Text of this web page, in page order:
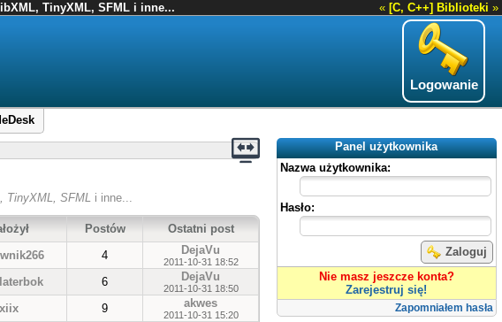
« [C, C++] Biblioteki »
TinyXML, SFML i inne...
Logowanie
Panel użytkownika
Nazwa użytkownika:
Hasło:
Zaloguj
Nie masz jeszcze konta?
Zarejestruj się!
Zapomniałem hasła
TinyXML, SFML i inne...
Postów
Ostatni post
4 DejaVu
2011-10-31 18:52
6 DejaVu
2011-10-31 18:50
xiix 9 akwes
2011-10-31 15:20